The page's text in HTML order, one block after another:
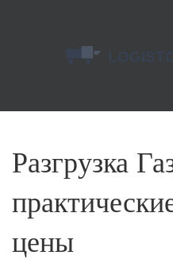
Разгрузка
цены